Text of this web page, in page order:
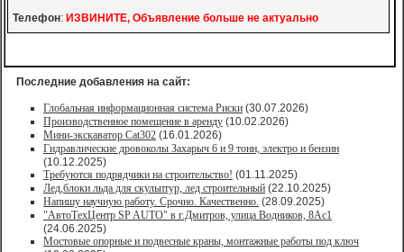
Телефон: ИЗВИНИТЕ, Объявление больше не актуально
Последние добавления на сайт:
Глобальная информационная система Риски (30.07.2026)
Производственное помещение в аренду (10.02.2026)
Мини-экскаватор Cat302 (16.01.2026)
Гидравлические дровоколы Захарыч 6 и 9 тонн, электро и бензин
(10.12.2025)
Требуются подрядчики на строительство! (01.11.2025)
Лед,блоки льда для скульптур, лед строительный (22.10.2025)
Напишу научную работу. Срочно. Качественно. (28.09.2025)
"АвтоТехЦентр SP AUTO" в г.Дмитров, улица Водников, 8Ас1
(24.06.2025)
Мостовые опорные и подвесные краны, монтажные работы под ключ